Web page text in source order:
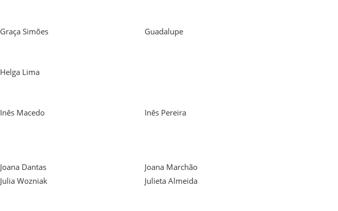
Graça Simões Guadalupe
Helga Lima
Inês Macedo
Inês Pereira
Joana Dantas
Joana Marchão
Julia Wozniak Julieta Almeida